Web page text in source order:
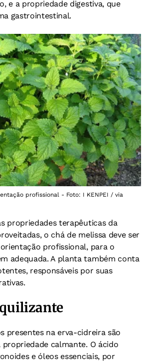
e a propriedade digestiva, que
gastrointestinal.
profissional - Foto: I KENPEI / via
propriedades terapêuticas da
o chá de melissa deve ser
profissional, para o
adequada. A planta também conta
responsáveis por suas
presentes na erva-cidreira são
propriedade calmante. O ácido
e óleos essenciais, por